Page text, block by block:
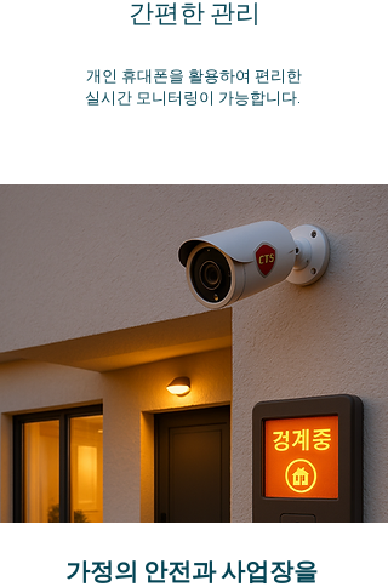
간편한 관리
개인 휴대폰을 활용하여 편리한
실시간 모니터링이 가능합니다.
가정의 안전과 사업장을